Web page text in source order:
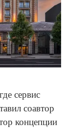
сервис
соавтор
концепции